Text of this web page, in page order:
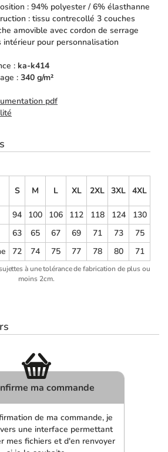
: 94% polyester / 6% élasthanne
: tissu contrecollé 3 couches
amovible avec cordon de serrage
intérieur pour personnalisation
: ka-k414
: 340 g/m²
pdf
S M L XL 2XL 3XL 4XL
94 100 106 112 118 124
130
63 65 67 69 71 73
75
72 74 75 77 78 80 71
à une tolérance de fabrication de plus ou
moins 2cm.
ma commande
de ma commande, je
une interface permettant
mes fichiers et d'en renvoyer